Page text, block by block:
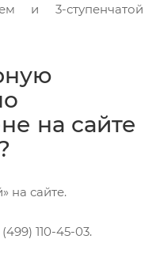
и 3-ступенчатой
на сайте
на сайте.
110-45-03.